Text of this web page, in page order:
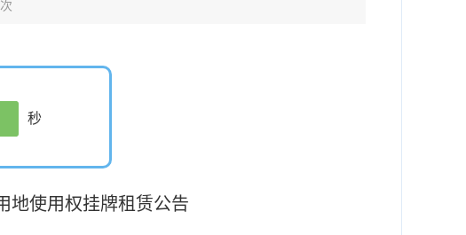
次
秒
地使用权挂牌租赁公告